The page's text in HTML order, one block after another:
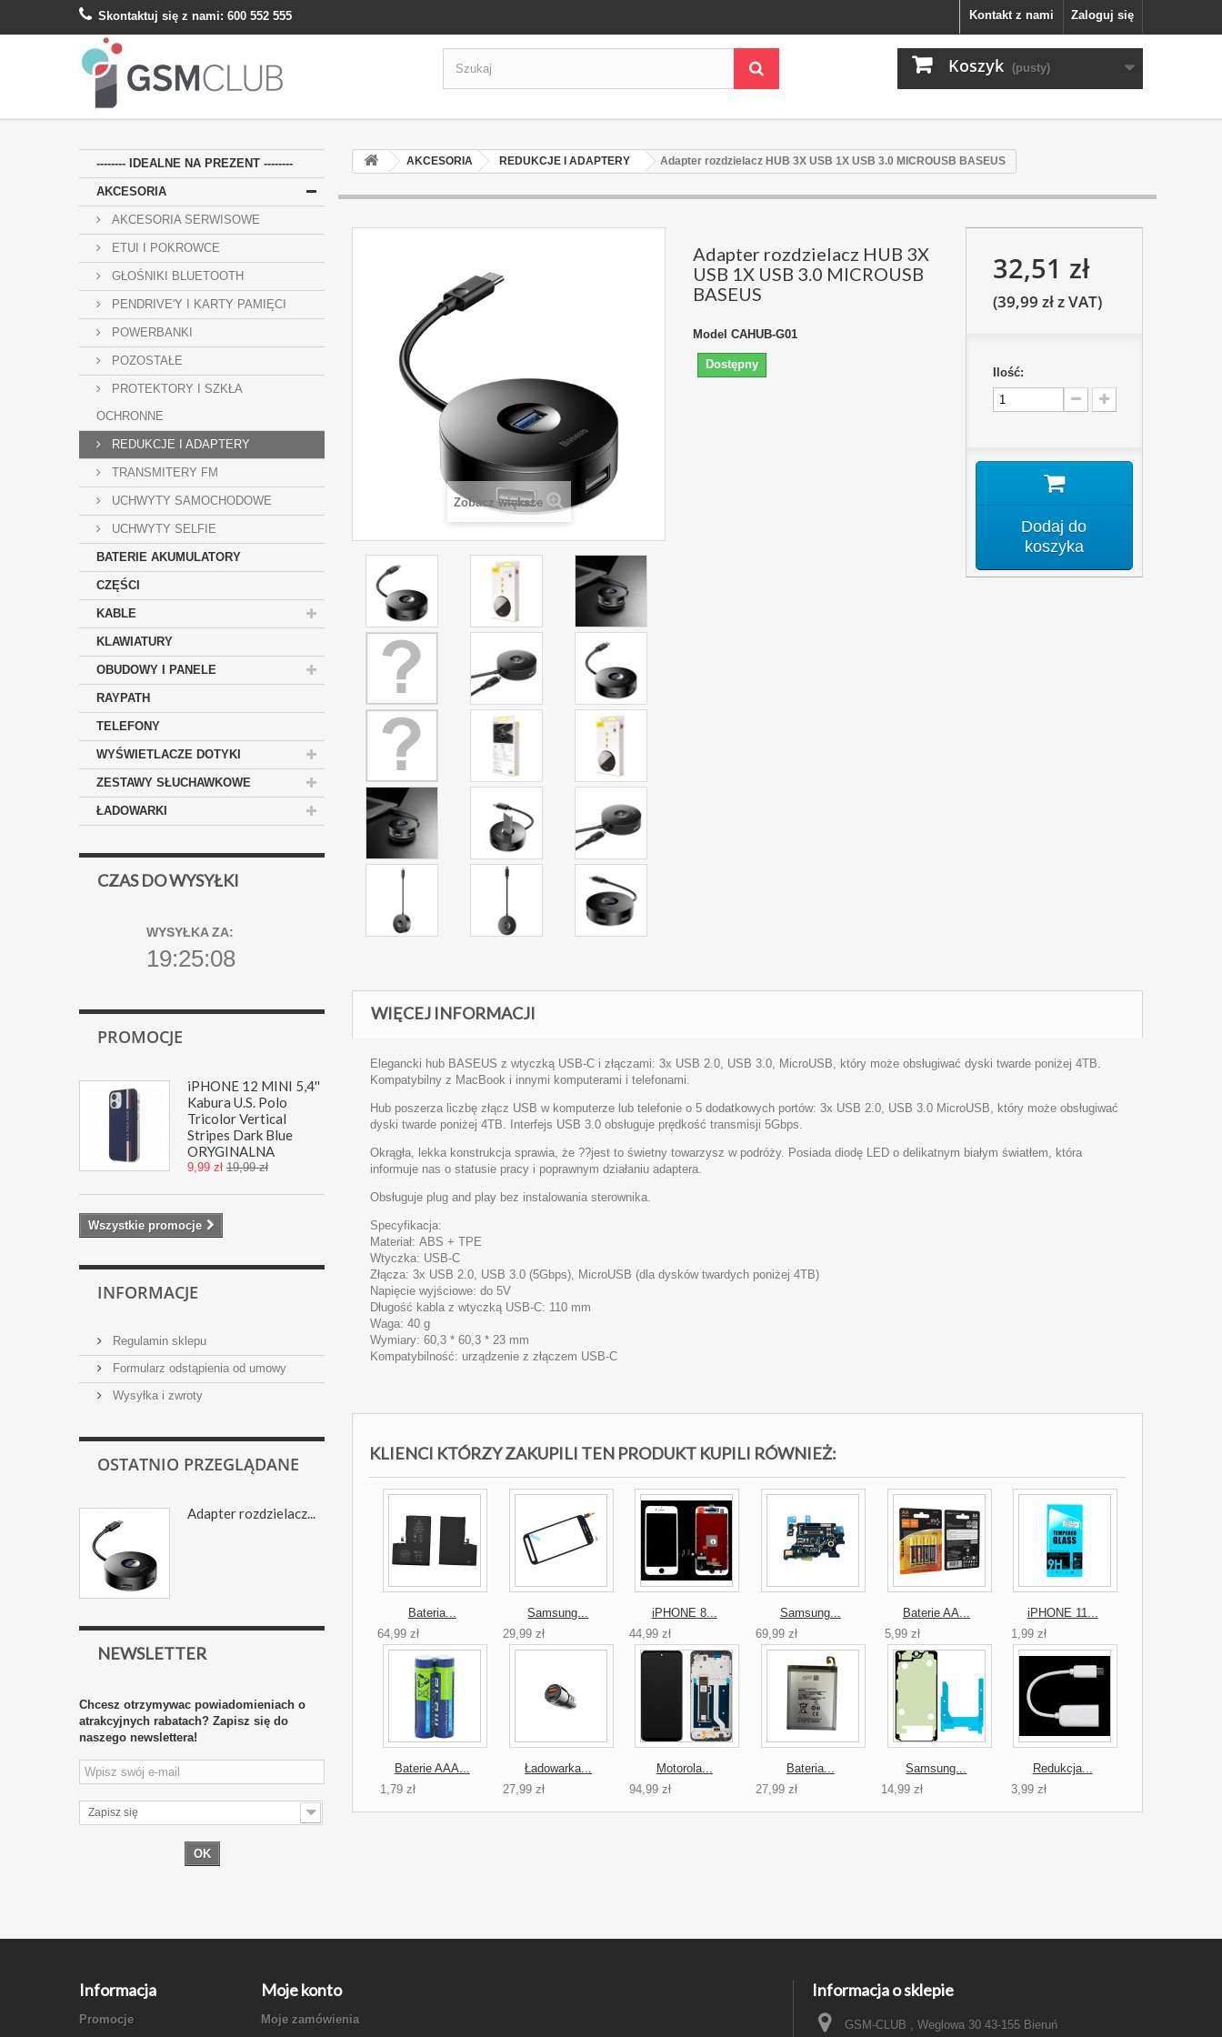
Zaloguj się
Kontakt z nami
Skontaktuj się z nami: 600 552 555
Koszyk (pusty)
-------- IDEALNE NA PREZENT --------
AKCESORIA
AKCESORIA SERWISOWE
ETUI I POKROWCE
GŁOŚNIKI BLUETOOTH
PENDRIVE'Y I KARTY PAMIĘCI
POWERBANKI
POZOSTAŁE
PROTEKTORY I SZKŁA
OCHRONNE
REDUKCJE I ADAPTERY
TRANSMITERY FM
UCHWYTY SAMOCHODOWE
UCHWYTY SELFIE
BATERIE AKUMULATORY
CZĘŚCI
KABLE
KLAWIATURY
OBUDOWY I PANELE
RAYPATH
TELEFONY
WYŚWIETLACZE DOTYKI
ZESTAWY SŁUCHAWKOWE
ŁADOWARKI
CZAS DO WYSYŁKI
WYSYŁKA ZA:
19:25:07
PROMOCJE
iPHONE 12 MINI 5,4''
Kabura U.S. Polo
Tricolor Vertical
Stripes Dark Blue
ORYGINALNA
9,99 zł 19,99 zł
Wszystkie promocje
INFORMACJE
Regulamin sklepu
Formularz odstąpienia od umowy
Wysyłka i zwroty
OSTATNIO PRZEGLĄDANE
Adapter rozdzielacz...
NEWSLETTER
Chcesz otrzymywac powiadomieniach o
atrakcyjnych rabatach? Zapisz się do
naszego newslettera!
Zapisz się
OK
AKCESORIA REDUKCJE I ADAPTERY Adapter rozdzielacz HUB 3X USB 1X USB 3.0 MICROUSB BASEUS
Zobacz większe
Adapter rozdzielacz HUB 3X
USB 1X USB 3.0 MICROUSB
BASEUS
Model CAHUB-G01
Dostępny
32,51 zł
(39,99 zł z VAT)
Ilość:
Dodaj do
koszyka
WIĘCEJ INFORMACJI
Elegancki hub BASEUS z wtyczką USB-C i złączami: 3x USB 2.0, USB 3.0, MicroUSB, który może obsługiwać dyski twarde poniżej 4TB.
Kompatybilny z MacBook i innymi komputerami i telefonami.
Hub poszerza liczbę złącz USB w komputerze lub telefonie o 5 dodatkowych portów: 3x USB 2.0, USB 3.0 MicroUSB, który może obsługiwać
dyski twarde poniżej 4TB. Interfejs USB 3.0 obsługuje prędkość transmisji 5Gbps.
Okrągła, lekka konstrukcja sprawia, że ??jest to świetny towarzysz w podróży. Posiada diodę LED o delikatnym białym światłem, która
informuje nas o statusie pracy i poprawnym działaniu adaptera.
Obsługuje plug and play bez instalowania sterownika.
Specyfikacja:
Materiał: ABS + TPE
Wtyczka: USB-C
Złącza: 3x USB 2.0, USB 3.0 (5Gbps), MicroUSB (dla dysków twardych poniżej 4TB)
Napięcie wyjściowe: do 5V
Długość kabla z wtyczką USB-C: 110 mm
Waga: 40 g
Wymiary: 60,3 * 60,3 * 23 mm
Kompatybilność: urządzenie z złączem USB-C
KLIENCI KTÓRZY ZAKUPILI TEN PRODUKT KUPILI RÓWNIEŻ:
Bateria...
64,99 zł
Samsung...
29,99 zł
iPHONE 8...
44,99 zł
Samsung...
69,99 zł
Baterie AA...
5,99 zł
iPHONE 11...
1,99 zł
Baterie AAA...
1,79 zł
Ładowarka...
27,99 zł
Motorola...
94,99 zł
Bateria...
27,99 zł
Samsung...
14,99 zł
Redukcja...
3,99 zł
Informacja
Promocje
Moje konto
Moje zamówienia
Informacja o sklepie
GSM-CLUB , Weglowa 30 43-155 Bieruń